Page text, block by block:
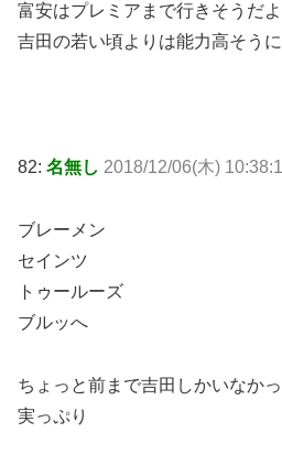
富安はプレミアまで行きそうだ
吉田の若い頃よりは能力高そう
82: 名無し 2018/12/06(木)
ブレーメン
セインツ
トゥールーズ
ブルッへ
ちょっと前まで吉田しかいなか
実っぷり